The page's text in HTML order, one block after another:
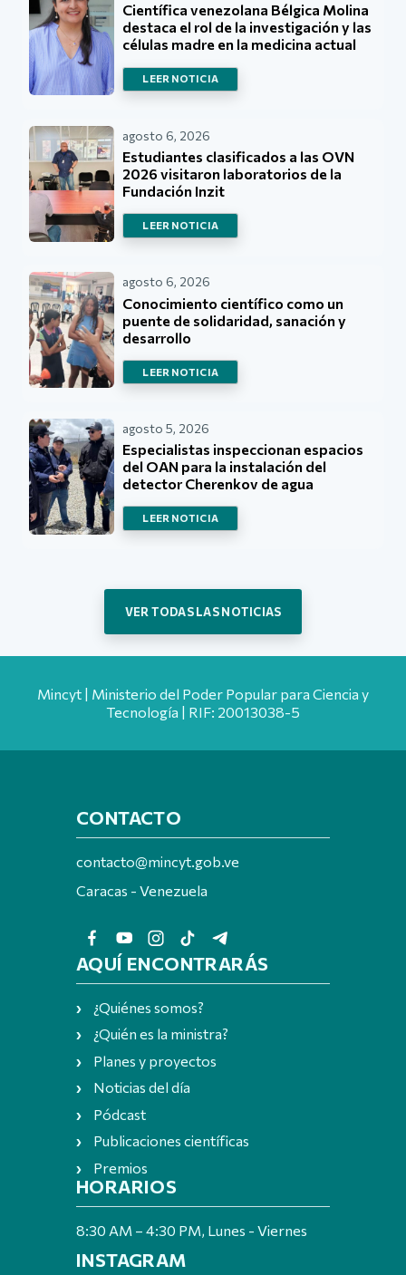
Científica venezolana Bélgica Molina
destaca el rol de la investigación y las
células madre en la medicina actual
LEER NOTICIA
agosto 6, 2026
Estudiantes clasificados a las OVN
2026 visitaron laboratorios de la
Fundación Inzit
LEER NOTICIA
agosto 6, 2026
Conocimiento científico como un
puente de solidaridad, sanación y
desarrollo
LEER NOTICIA
agosto 5, 2026
Especialistas inspeccionan espacios
del OAN para la instalación del
detector Cherenkov de agua
LEER NOTICIA
VER TODAS LAS NOTICIAS
Mincyt | Ministerio del Poder Popular para Ciencia y
Tecnología | RIF: 20013038-5
CONTACTO
contacto@mincyt.gob.ve
Caracas - Venezuela
AQUÍ ENCONTRARÁS
¿Quiénes somos?
¿Quién es la ministra?
Planes y proyectos
Noticias del día
Pódcast
Publicaciones científicas
Premios
HORARIOS
8:30 AM – 4:30 PM, Lunes - Viernes
INSTAGRAM